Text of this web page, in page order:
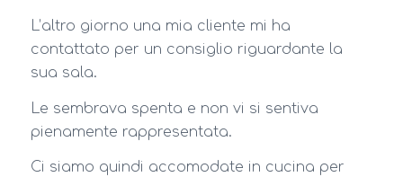
L’altro giorno una mia cliente mi ha
contattato per un consiglio riguardante la
sua sala.
Le sembrava spenta e non vi si sentiva
pienamente rappresentata.
Ci siamo quindi accomodate in cucina per